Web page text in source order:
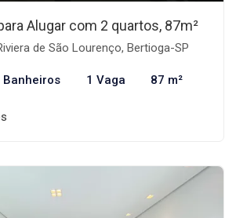
Alugar com 2 quartos, 87m²
de São Lourenço, Bertioga-SP
Banheiros 1 Vaga 87 m²